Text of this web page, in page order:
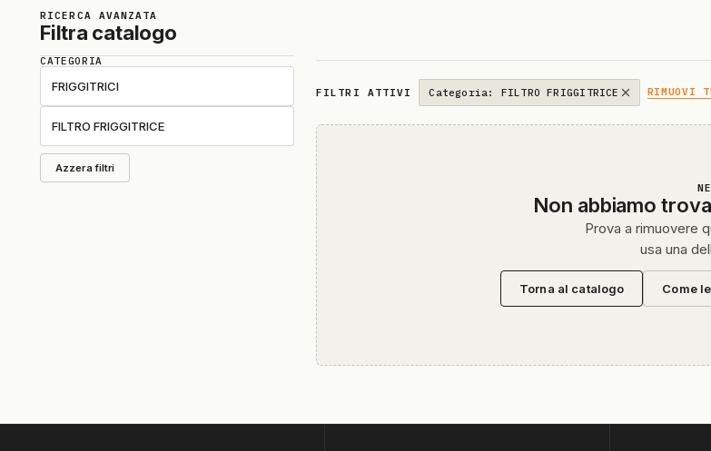
RICERCA AVANZATA
Filtra catalogo
CATEGORIA
FRIGGITRICI
FILTRO FRIGGITRICE
Azzera filtri
FILTRI ATTIVI Categoria: FILTRO FRIGGITRICE RIMUOVI
Non abbiamo
Prova a rimuovere
usa una
Torna al catalogo Come